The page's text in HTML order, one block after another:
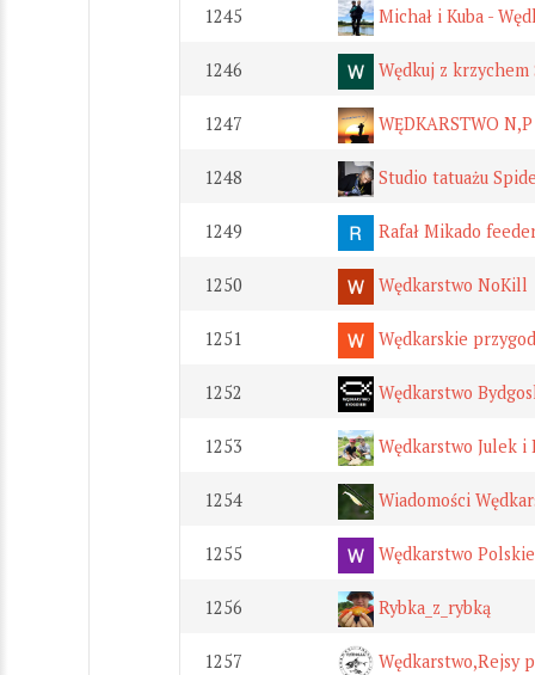
1245 Michał i Kuba -
1246 Wędkuj z krzychem
1247 WĘDKARSTWO
1248 Studio tatuażu
1249 Rafał Mikado
1250 Wędkarstwo NoKill
1251 Wędkarskie
1252 Wędkarstwo
1253 Wędkarstwo Julek i
1254 Wiadomości
1255 Wędkarstwo Polskie
1256 Rybka_z_rybką
1257 Wędkarstwo,Rejsy